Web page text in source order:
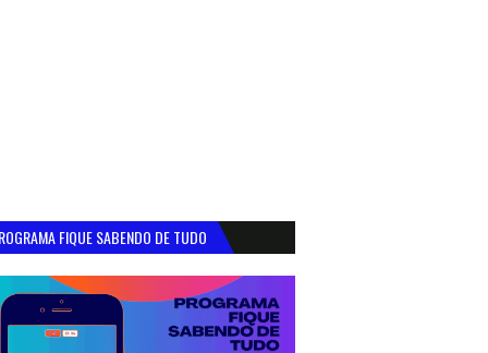
FIQUE SABENDO DE TUDO